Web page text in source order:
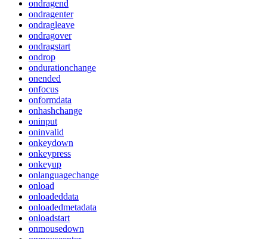
ondragend
ondragenter
ondragleave
ondragover
ondragstart
ondrop
ondurationchange
onended
onfocus
onformdata
onhashchange
oninput
oninvalid
onkeydown
onkeypress
onkeyup
onlanguagechange
onload
onloadeddata
onloadedmetadata
onloadstart
onmousedown